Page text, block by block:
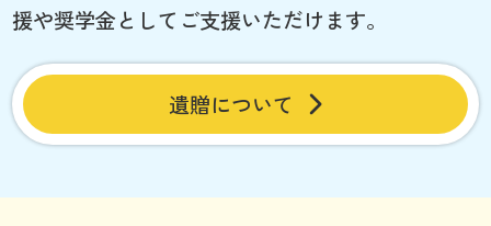
援や奨学金としてご支援いただけます。
遺贈について